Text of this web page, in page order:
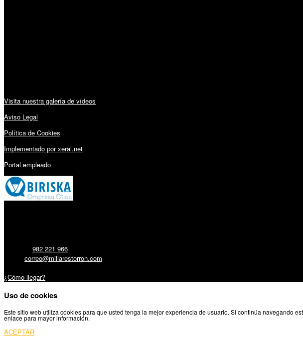
Visita nuestra galería de vídeos
Aviso Legal
Política de Cookies
Implementado por xeral.net
Portal empleado
982 221 966
correo@millarestorron.com
¿Cómo llegar?
Uso de cookies
Este sitio web utiliza cookies para que usted tenga la mejor experiencia de usuario. Si continúa navegando
enlace para mayor información.
ACEPTAR